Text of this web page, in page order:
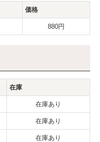
価格
880円
在庫
在庫あり
在庫あり
在庫あり